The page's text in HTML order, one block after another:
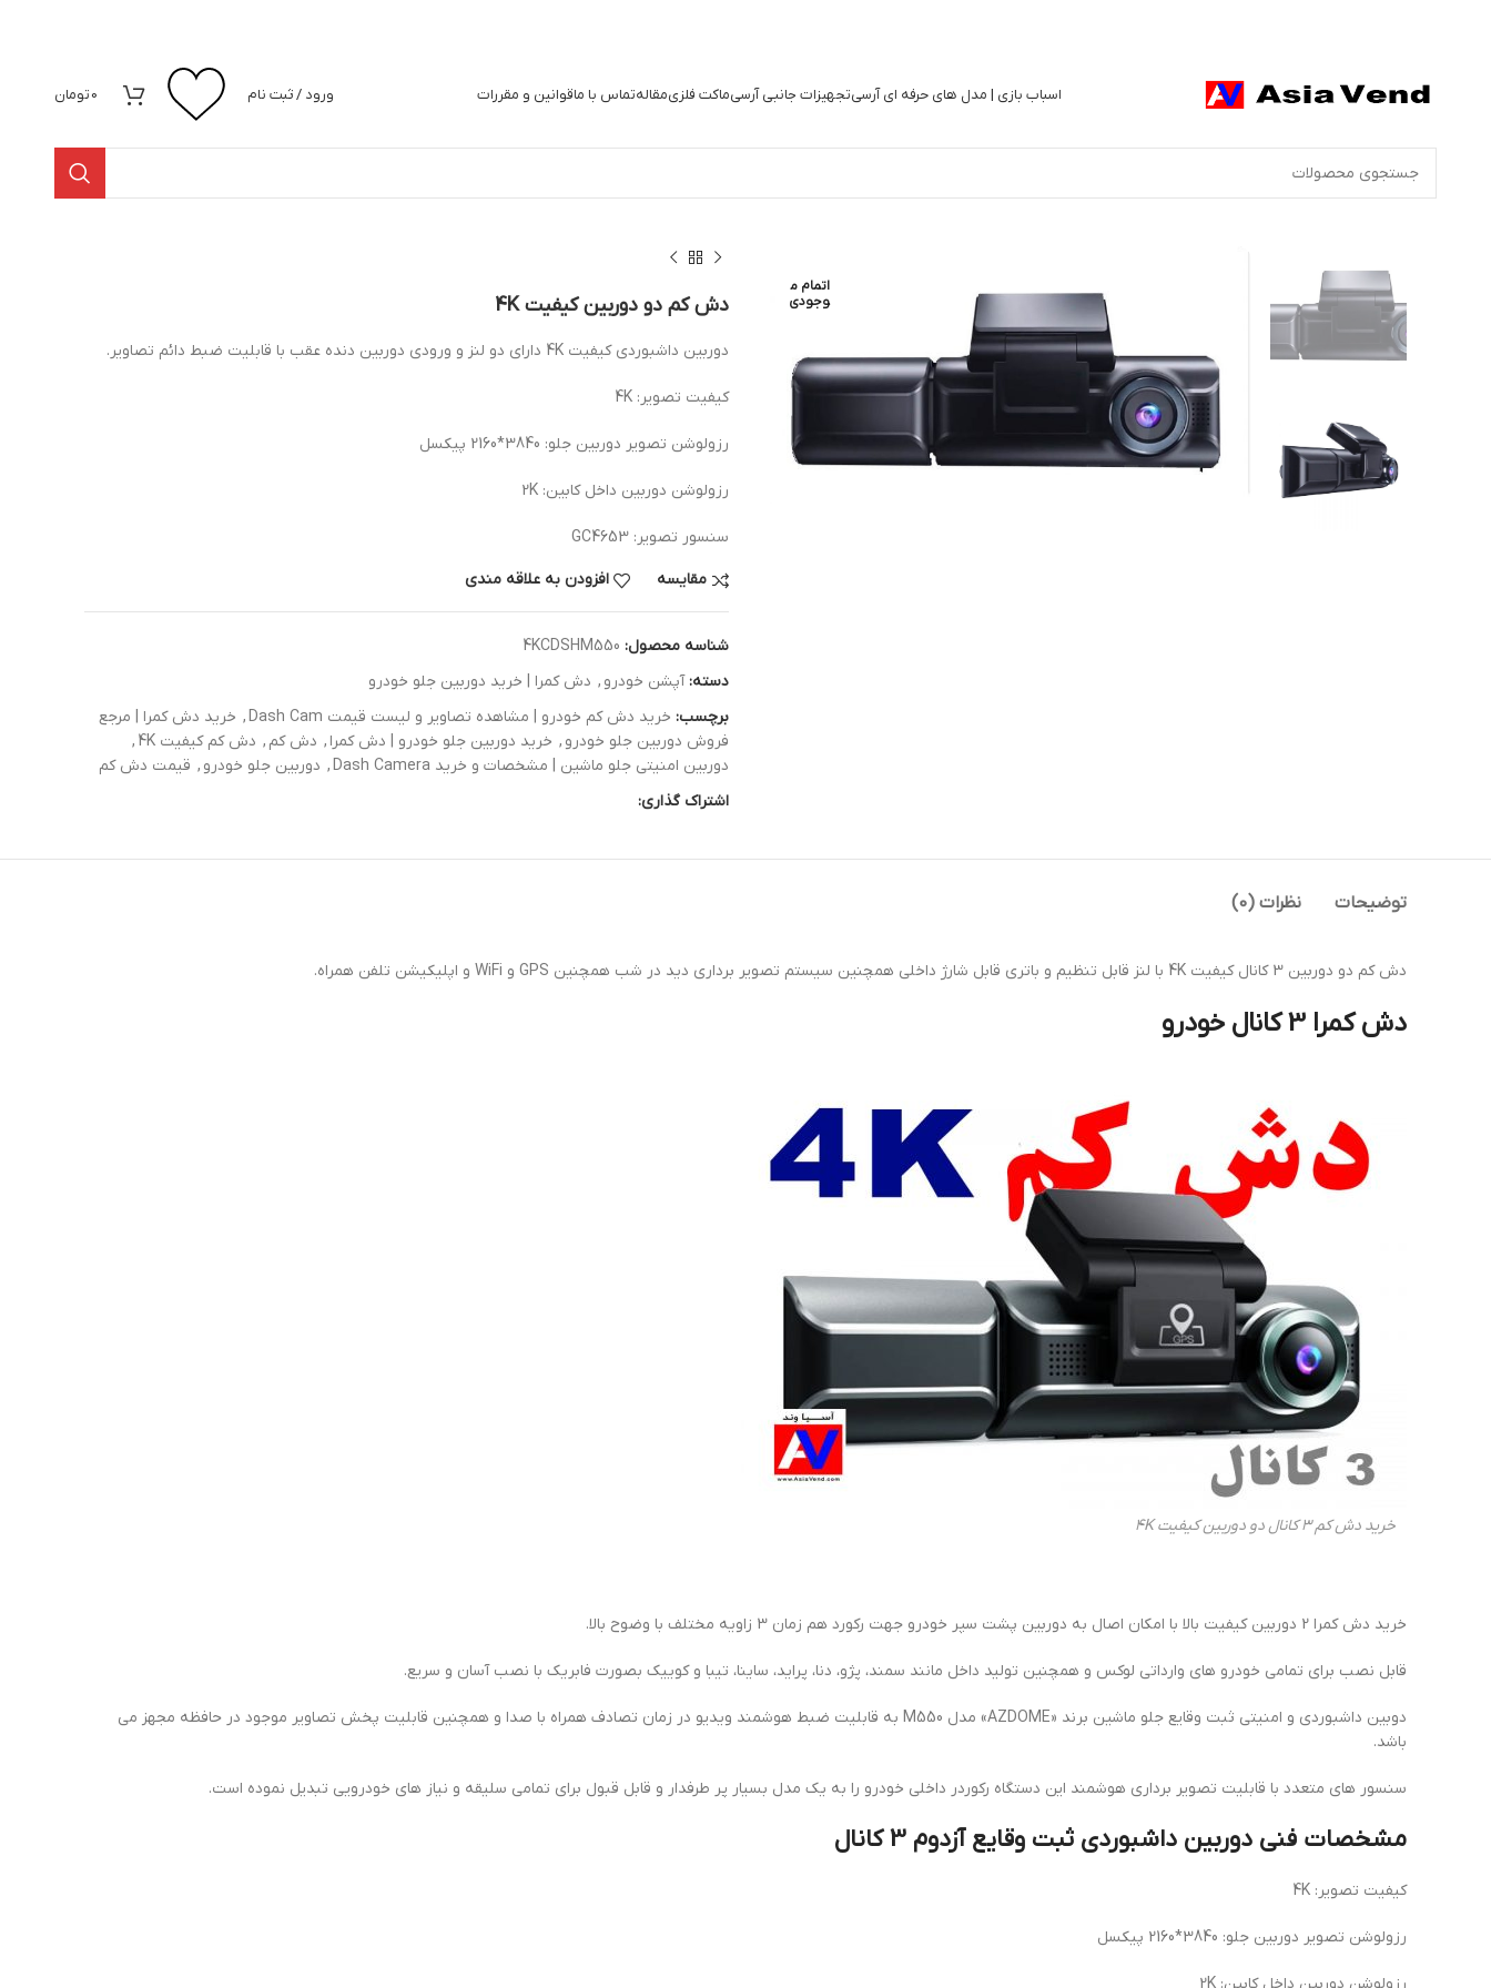
اسباب بازی | مدل های حرفه ای آرسیتجهیزات جانبی آرسیماکت فلزیمقالهتماس با ماقوانین و مقررات ورود / ثبت نام 0تومان
اتمام م
وجودی
دش کم دو دوربین کیفیت 4K
دوربین داشبوردی کیفیت 4K دارای دو لنز و ورودی دوربین دنده عقب با قابلیت ضبط دائم تصاویر.
کیفیت تصویر: 4K
رزولوشن تصویر دوربین جلو: 3840*2160 پیکسل
رزولوشن دوربین داخل کابین: 2K
سنسور تصویر: GC4653
مقایسه افزودن به علاقه مندی
شناسه محصول: 4KCDSHM550
دسته: آپشن خودرو , دش کمرا | خرید دوربین جلو خودرو
برچسب: خرید دش کم خودرو | مشاهده تصاویر و لیست قیمت Dash Cam , خرید دش کمرا | مرجع
فروش دوربین جلو خودرو , خرید دوربین جلو خودرو | دش کمرا , دش کم , دش کم کیفیت 4K
,
دوربین امنیتی جلو ماشین | مشخصات و خرید Dash Camera
, دوربین جلو خودرو , قیمت دش کم
اشتراک گذاری:
توضیحات نظرات (0)
دش کم دو دوربین 3 کانال کیفیت 4K با لنز قابل تنظیم و باتری قابل شارژ داخلی همچنین سیستم تصویر برداری دید در شب همچنین GPS و WiFi و اپلیکیشن تلفن همراه.
دش کمرا 3 کانال خودرو
خرید دش کم 3 کانال دو دوربین کیفیت 4K
خرید دش کمرا 2 دوربین کیفیت بالا با امکان اصال به دوربین پشت سپر خودرو جهت رکورد هم زمان 3 زاویه مختلف با وضوح بالا.
قابل نصب برای تمامی خودرو های وارداتی لوکس و همچنین تولید داخل مانند سمند، پژو، دنا، پراید، ساینا، تیبا و کوییک بصورت فابریک با نصب آسان و سریع.
دوبین داشبوردی و امنیتی ثبت وقایع جلو ماشین برند «AZDOME» مدل M550 به قابلیت ضبط هوشمند ویدیو در زمان تصادف همراه با صدا و همچنین قابلیت پخش تصاویر موجود در حافظه مجهز می
باشد.
سنسور های متعدد با قابلیت تصویر برداری هوشمند این دستگاه رکوردر داخلی خودرو را به یک مدل بسیار پر طرفدار و قابل قبول برای تمامی سلیقه و نیاز های خودرویی تبدیل نموده است.
مشخصات فنی دوربین داشبوردی ثبت وقایع آزدوم 3 کانال
کیفیت تصویر: 4K
رزولوشن تصویر دوربین جلو: 3840*2160 پیکسل
رزولوشن دوربین داخل کابین: 2K